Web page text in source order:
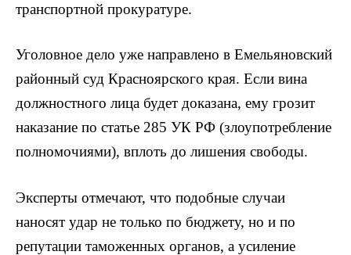
транспортной прокуратуре.
Уголовное дело уже направлено в Емельяновский
районный суд Красноярского края. Если вина
должностного лица будет доказана, ему грозит
наказание по статье 285 УК РФ (злоупотребление
полномочиями), вплоть до лишения свободы.
Эксперты отмечают, что подобные случаи
наносят удар не только по бюджету, но и по
репутации таможенных органов, а усиление